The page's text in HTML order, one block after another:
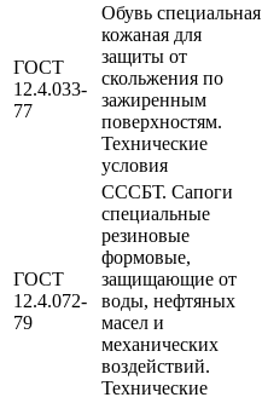
ГОСТ
12.4.033-
77
Обувь специальная
кожаная для
защиты от
скольжения по
зажиренным
поверхностям.
Технические
условия
ГОСТ
12.4.072-
79
СССБТ. Сапоги
специальные
резиновые
формовые,
защищающие от
воды, нефтяных
масел и
механических
воздействий.
Технические